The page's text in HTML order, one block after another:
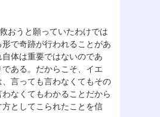
おうと願っていたわけでは
で奇跡が行われることがあ
体は重要ではないのであ
ある。だからこそ、イエ
言っても言わなくてもその
なくてもわかることだから
としてこられたことを信